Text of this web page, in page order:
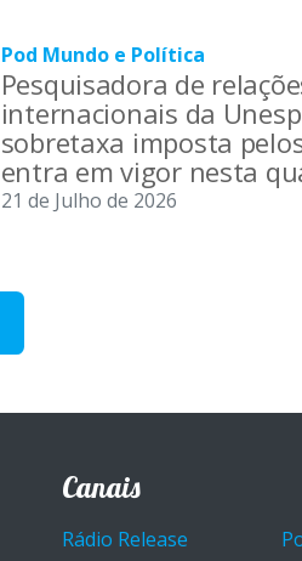
Pod Mundo e Política
Pesquisadora de
internacionais da
sobretaxa imposta
entra em vigor nesta
21 de Julho de 2026
Canais
Rádio Release